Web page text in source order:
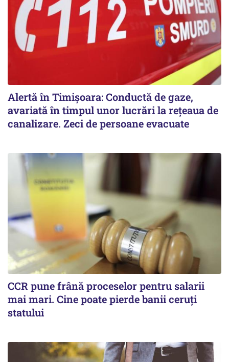
Alertă în Timișoara: Conductă de gaze,
avariată în timpul unor lucrări la rețeaua de
canalizare. Zeci de persoane evacuate
CCR pune frână proceselor pentru salarii
mai mari. Cine poate pierde banii ceruți
statului